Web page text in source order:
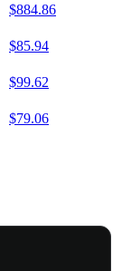
$884.86
$85.94
$99.62
$79.06